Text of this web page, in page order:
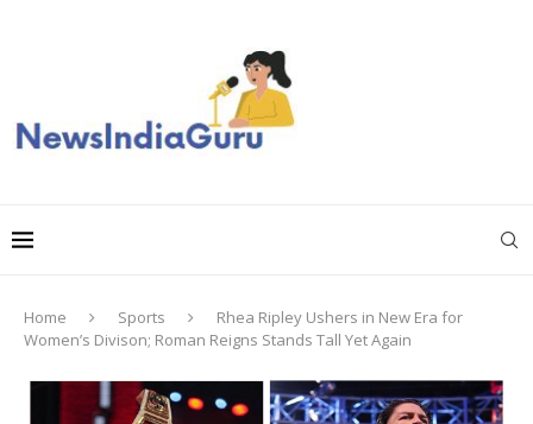
Home Sports
Rhea Ripley Ushers in New Era for
Women’s Divison; Roman Reigns Stands Tall Yet Again